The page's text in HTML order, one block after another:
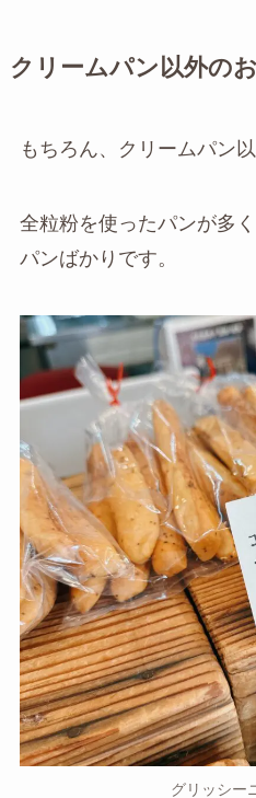
クリームパン以外の
もちろん、クリームパン
全粒粉を使ったパンが多
パンばかりです。
グリッシ